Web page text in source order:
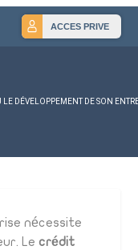
ACCES PRIVE
DÉVELOPPEMENT DE SON
nécessite
Le crédit